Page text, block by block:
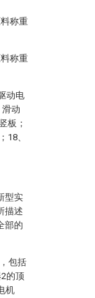
称重
称重
动电
动
板；
18、
型实
描述
部的
包括
的顶
机